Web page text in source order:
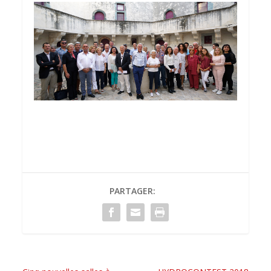
PARTAGER: